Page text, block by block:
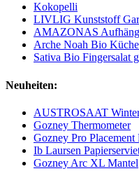
Kokopelli
LIVLIG Kunststoff
AMAZONAS
Arche Noah Bio
Sativa Bio Fingersalat
Neuheiten:
AUSTROSAAT
Gozney Thermometer
Gozney Pro Placement
Ib Laursen
Gozney Arc XL Mantel